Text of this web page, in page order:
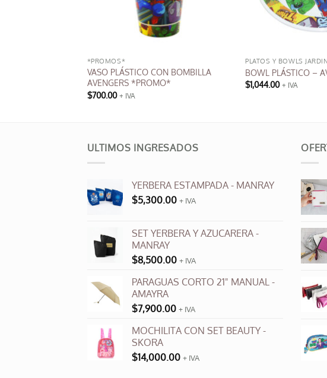
*PROMOS*
VASO PLÁSTICO CON BOMBILLA
AVENGERS *PROMO*
$700.00 + IVA
PLATOS Y BOWLS
BOWL PLÁSTICO –
$1,044.00 + IVA
ULTIMOS INGRESADOS
YERBERA ESTAMPADA - MANRAY
$5,300.00 + IVA
SET YERBERA Y AZUCARERA -
MANRAY
$8,500.00 + IVA
PARAGUAS CORTO 21" MANUAL -
AMAYRA
$7,900.00 + IVA
MOCHILITA CON SET BEAUTY -
SKORA
$14,000.00 + IVA